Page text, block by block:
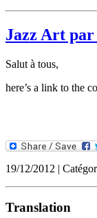
Jazz Art
Salut à tous,
here’s a link to the
19/12/2012 |
Translation